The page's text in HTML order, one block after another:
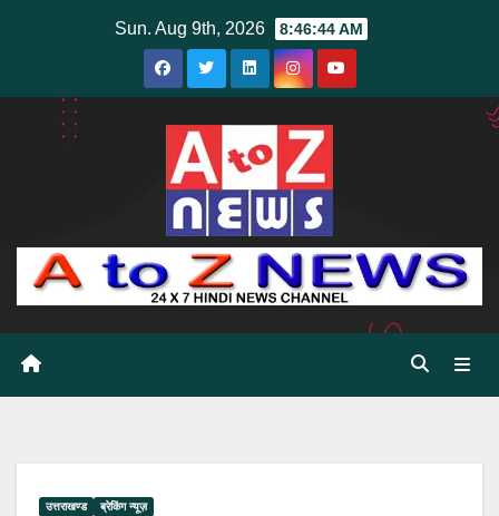
Sun. Aug 9th, 2026 8:46:46 AM
उत्तराखण्ड ब्रेकिंग न्यूज़